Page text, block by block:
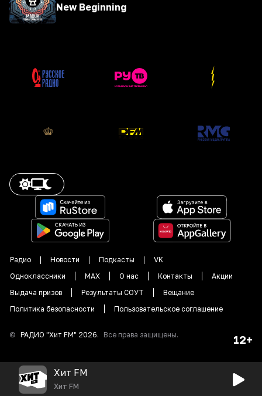
New Beginning
Радио Новости Подкасты
VK
Одноклассники
MAX О нас Контакты
Акции
Выдача призов
Результаты СОУТ
Вещание
Политика безопасности
Пользовательское соглашение
© РАДИО "Хит FM" 2026. Все права защищены. 12+
Хит FM
Хит FM